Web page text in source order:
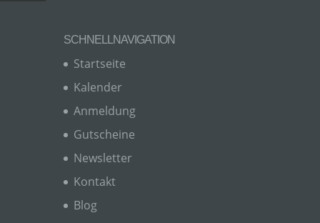
SCHNELLNAVIGATION
Startseite
Kalender
Anmeldung
Gutscheine
Newsletter
Kontakt
Blog
zu